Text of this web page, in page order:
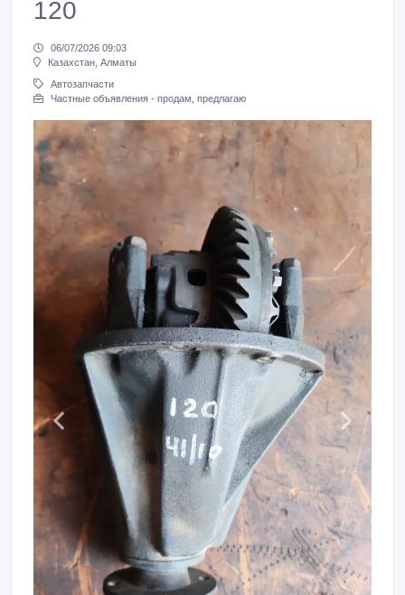
120
06/07/2026 09:03
Казахстан, Алматы
Автозапчасти
Частные объявления - продам, предлагаю